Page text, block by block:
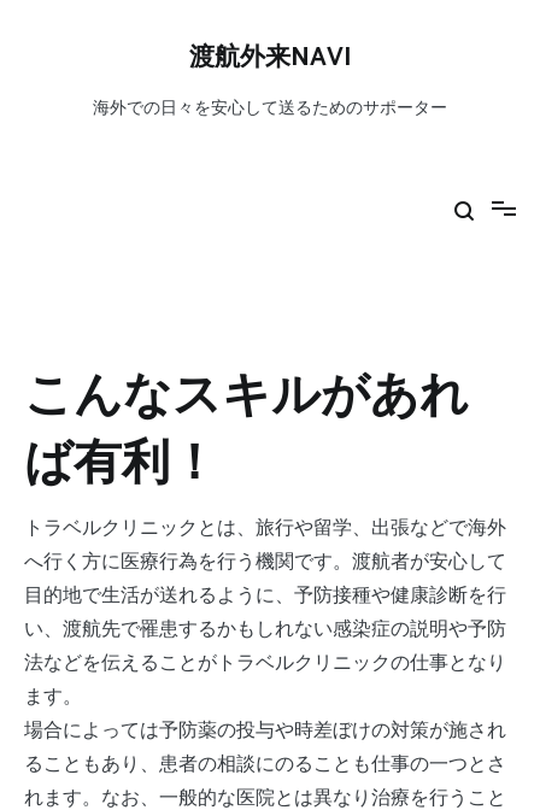
渡航外来NAVI
海外での日々を安心して送るためのサポーター
こんなスキルがあれ
ば有利！
トラベルクリニックとは、旅行や留学、出張などで海外
へ行く方に医療行為を行う機関です。渡航者が安心して
目的地で生活が送れるように、予防接種や健康診断を行
い、渡航先で罹患するかもしれない感染症の説明や予防
法などを伝えることがトラベルクリニックの仕事となり
ます。
場合によっては予防薬の投与や時差ぼけの対策が施され
ることもあり、患者の相談にのることも仕事の一つとさ
れます。なお、一般的な医院とは異なり治療を行うこと